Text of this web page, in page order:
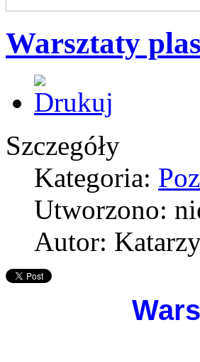
Warsztaty
Szczegóły
Kategoria:
Utworzono:
Autor: